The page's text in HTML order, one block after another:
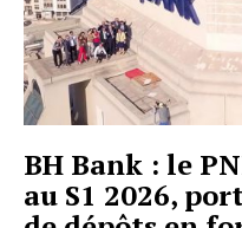
BH Bank : le
au S1 2026,